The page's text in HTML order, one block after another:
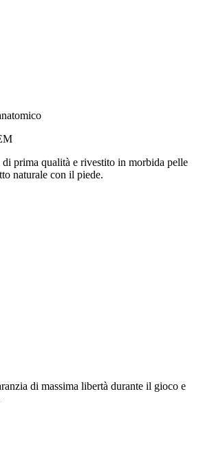
prima qualità e rivestito in morbida pelle
naturale con il piede.
di massima libertà durante il gioco e